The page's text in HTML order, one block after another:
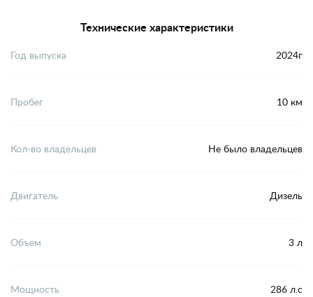
Технические характеристики
Год выпуска 2024г
Пробег 10 км
Кол-во владельцев Не было владельцев
Двигатель Дизель
Объем 3 л
Мощность 286 л.с